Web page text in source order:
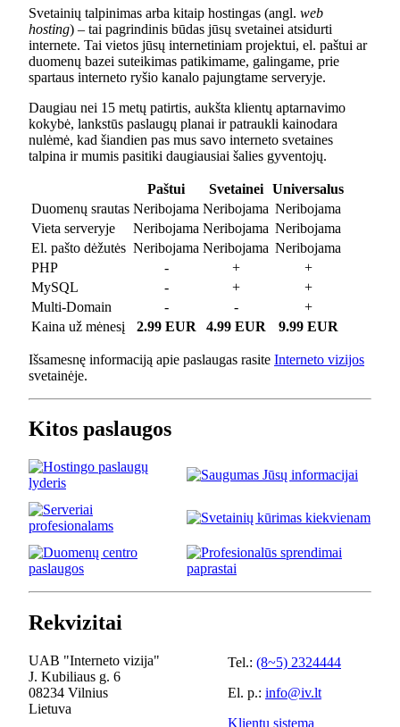
Svetainių talpinimas arba kitaip hostingas (angl. web
hosting) – tai pagrindinis būdas jūsų svetainei atsidurti
internete. Tai vietos jūsų internetiniam projektui, el. paštui ar
duomenų bazei suteikimas patikimame, galingame, prie
spartaus interneto ryšio kanalo pajungtame serveryje.
Daugiau nei 15 metų patirtis, aukšta klientų aptarnavimo
kokybė, lankstūs paslaugų planai ir patraukli kainodara
nulėmė, kad šiandien pas mus savo interneto svetaines
talpina ir mumis pasitiki daugiausiai šalies gyventojų.
Paštui Svetainei
Universalus
Duomenų srautas Neribojama Neribojama Neribojama
Vieta serveryje
Neribojama Neribojama Neribojama
El. pašto dėžutės Neribojama Neribojama Neribojama
PHP
- +
+
MySQL
- +
+
Multi-Domain
- -
+
Kaina už mėnesį
2.99 EUR 4.99 EUR 9.99 EUR
Išsamesnę informaciją apie paslaugas rasite Interneto vizijos
svetainėje.
Kitos paslaugos
Rekvizitai
UAB "Interneto vizija"
J. Kubiliaus g. 6
08234 Vilnius
Lietuva
Tel.: (8~5) 2324444
El. p.: info@iv.lt
Klientų sistema